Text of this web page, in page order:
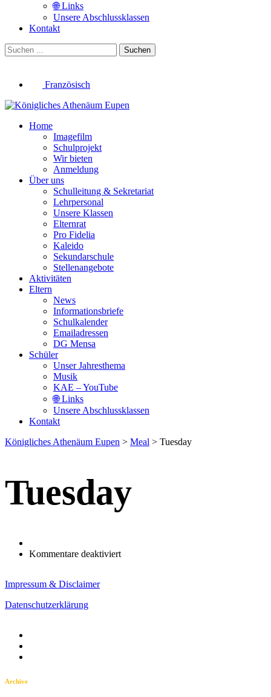
🌐 Links
Unsere Abschlussklassen
Kontakt
Suchen
Französisch
Home
Imagefilm
Schulprojekt
Wir bieten
Anmeldung
Über uns
Schulleitung & Sekretariat
Lehrpersonal
Unsere Klassen
Elternrat
Pro Fidelia
Kaleido
Sekundarschule
Stellenangebote
Aktivitäten
Eltern
News
Informationsbriefe
Schulkalender
Emailadressen
DG Mensa
Schüler
Unser Jahresthema
Musik
KAE – YouTube
🌐 Links
Unsere Abschlussklassen
Kontakt
Königliches Athenäum Eupen > Meal > Tuesday
Tuesday
Kommentare deaktiviertfür
Impressum & Disclaimer
Datenschutzerklärung
Archive